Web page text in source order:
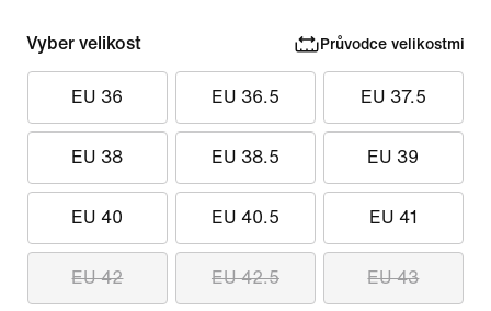
Vyber velikost Průvodce velikostmi
EU 36 EU 36.5 EU 37.5
EU 38 EU 38.5 EU 39
EU 40 EU 40.5 EU 41
EU 42 EU 42.5 EU 43